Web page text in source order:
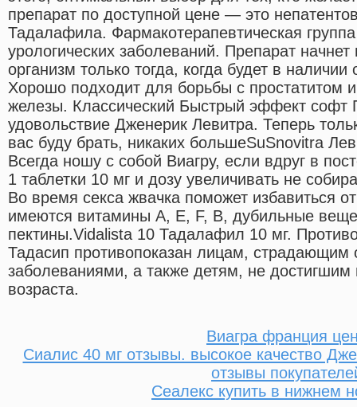
препарат по доступной цене — это
Тадалафила. Фармакотерапевтическая
урологических заболеваний. Препарат начнет
организм только тогда, когда будет в
Хорошо подходит для борьбы с простатитом
железы. Классический Быстрый эффект
удовольствие Дженерик Левитра. Теперь
вас буду брать, никаких большеSuSnovitra
Всегда ношу с собой Виагру, если вдруг в
1 таблетки 10 мг и дозу увеличивать не
Во время секса жвачка поможет избавиться
имеются витамины А, Е, F, В, дубильные
пектины.Vidalista 10 Тадалафил 10 мг.
Тадасип противопоказан лицам, страдающим
заболеваниями, а также детям, не достигшим
возраста.
Виагра франция
Сиалис 40 мг отзывы. высокое качество
отзывы
Сеалекс купить в нижнем